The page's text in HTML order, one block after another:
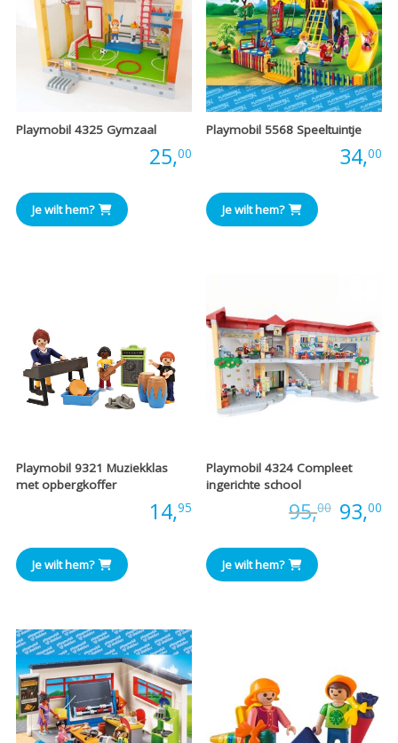
Playmobil 4325 Gymzaal
25,00
Je wilt hem?
Playmobil 5568 Speeltuintje
34,00
Je wilt hem?
Playmobil 9321 Muziekklas
met opbergkoffer
14,95
Je wilt hem?
Playmobil 4324 Compleet
ingerichte school
95,00 93,00
Je wilt hem?